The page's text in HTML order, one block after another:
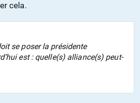
cela.
se poser la présidente
est : quelle(s) alliance(s) peut-